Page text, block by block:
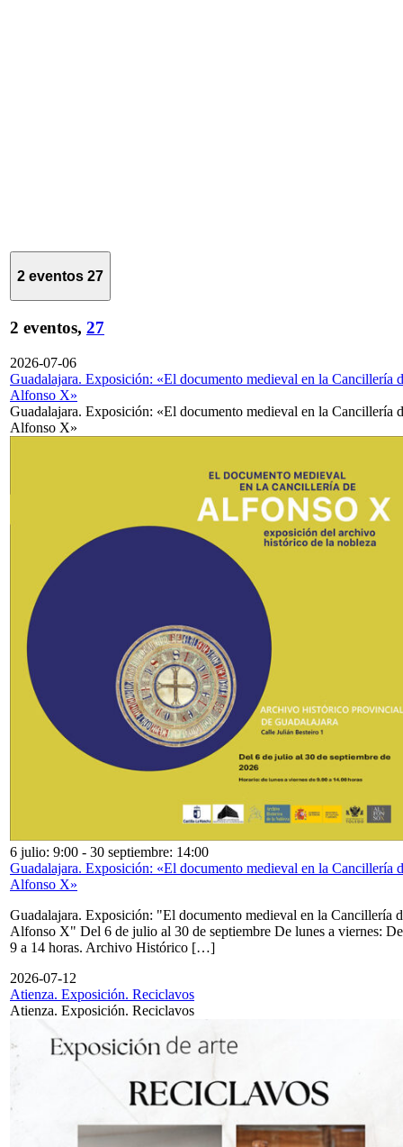
2 eventos 27
2 eventos, 27
2026-07-06
Guadalajara. Exposición: «El documento medieval en la Cancillería
Alfonso X»
Guadalajara. Exposición: «El documento medieval en la Cancillería
Alfonso X»
6 julio: 9:00 - 30 septiembre: 14:00
Guadalajara. Exposición: «El documento medieval en la Cancillería
Alfonso X»
Guadalajara. Exposición: "El documento medieval en la Cancillería
Alfonso X" Del 6 de julio al 30 de septiembre De lunes a viernes: De
9 a 14 horas. Archivo Histórico […]
2026-07-12
Atienza. Exposición. Reciclavos
Atienza. Exposición. Reciclavos